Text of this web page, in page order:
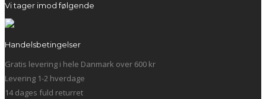
Vi tager imod følgende
Handelsbetingelser
Gratis levering i hele Danmark over 600 kr
Levering 1-2 hverdage
14 dages fuld returret